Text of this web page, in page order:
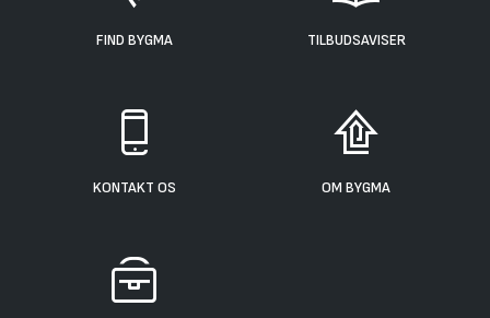
FIND BYGMA TILBUDSAVISER
KONTAKT OS OM BYGMA